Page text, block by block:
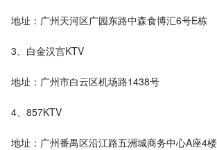
地址：广州天河区广园东路中森食博汇6号E栋
3、白金汉宫KTV
地址：广州市白云区机场路1438号
4、857KTV
地址：广州番禺区沿江路五洲城商务中心A座4楼